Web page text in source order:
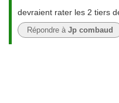
devraient rater les 2 tiers
Répondre à Jp combaud